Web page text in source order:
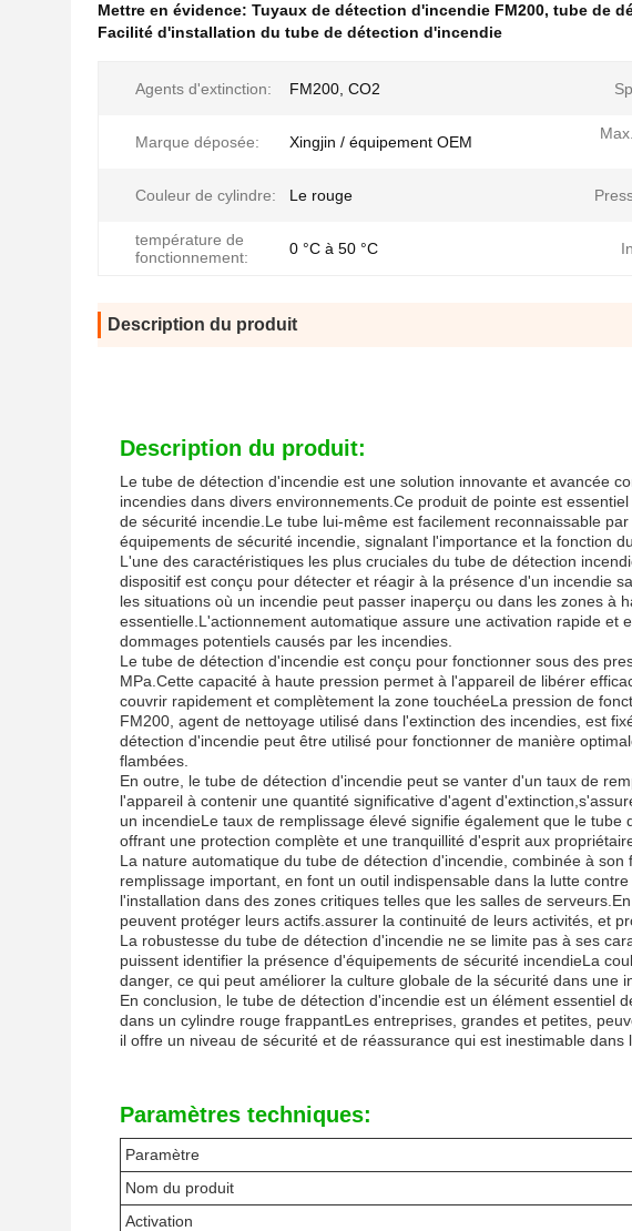
Mettre en évidence: Tuyaux de détection d'incendie FM200, tube de
Facilité d'installation du tube de détection d'incendie
Agents d'extinction: FM200, CO2
Marque déposée: Xingjin / équipement OEM
Couleur de cylindre: Le rouge
température de
fonctionnement:
0 °C à 50 °C
Description du produit
Description du produit:
Le tube de détection d'incendie est une solution innovante et avancée
incendies dans divers environnements.Ce produit de pointe est
de sécurité incendie.Le tube lui-même est facilement reconnaissable
équipements de sécurité incendie, signalant l'importance et la fonction
L'une des caractéristiques les plus cruciales du tube de détection
dispositif est conçu pour détecter et réagir à la présence d'un incendie
les situations où un incendie peut passer inaperçu ou dans les zones à
essentielle.L'actionnement automatique assure une activation rapide et
dommages potentiels causés par les incendies.
Le tube de détection d'incendie est conçu pour fonctionner sous des
MPa.Cette capacité à haute pression permet à l'appareil de libérer
couvrir rapidement et complètement la zone touchéeLa pression de
FM200, agent de nettoyage utilisé dans l'extinction des incendies, est
détection d'incendie peut être utilisé pour fonctionner de manière
flambées.
En outre, le tube de détection d'incendie peut se vanter d'un taux de
l'appareil à contenir une quantité significative d'agent
un incendieLe taux de remplissage élevé signifie également que le
offrant une protection complète et une tranquillité d'esprit aux
La nature automatique du tube de détection d'incendie, combinée à
remplissage important, en font un outil indispensable dans la lutte
l'installation dans des zones critiques telles que les salles de
peuvent protéger leurs actifs.assurer la continuité de leurs activités, et
La robustesse du tube de détection d'incendie ne se limite pas à ses
puissent identifier la présence d'équipements de sécurité incendieLa
danger, ce qui peut améliorer la culture globale de la sécurité dans une
En conclusion, le tube de détection d'incendie est un élément essentiel
dans un cylindre rouge frappantLes entreprises, grandes et petites,
il offre un niveau de sécurité et de réassurance qui est inestimable
Paramètres techniques:
Paramètre
Nom du produit
Activation